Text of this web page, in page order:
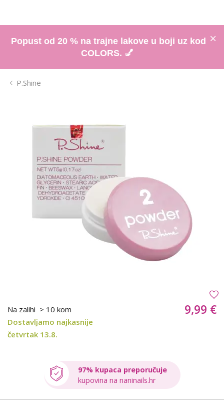
Popust od 20 % na trajne lakove u boji uz kod
COLORS. 💅
P.Shine
Na zalihi > 10 kom
Dostavljamo najkasnije
četvrtak 13.8.
9,99 €
97% kupaca preporučuje
kupovina na naninails.hr